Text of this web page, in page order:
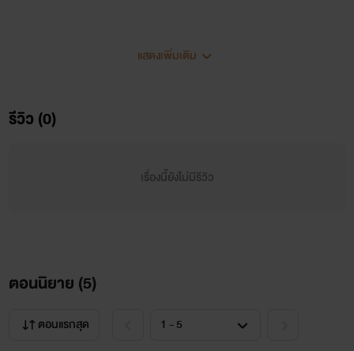
ตัวละคร
แสดงเพิ่มเติม
รีวิว (0)
เรื่องนี้ยังไม่มีรีวิว
ตอนนิยาย (5)
ตอนแรกสุด